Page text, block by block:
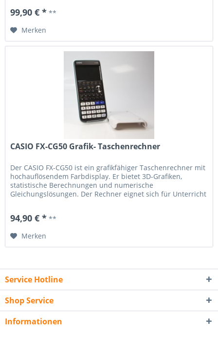
ermöglichen eine flexible Nutzung. Technische Daten:
99,90 € * **
Merken
CASIO FX-CG50 Grafik- Taschenrechner
Der CASIO FX-CG50 ist ein grafikfähiger Taschenrechner mit
hochauflösendem Farbdisplay. Er bietet 3D-Grafiken,
statistische Berechnungen und numerische
Gleichungslösungen. Der Rechner eignet sich für Unterricht
ermöglichen eine flexible Nutzung. Technische Daten:
94,90 € * **
Merken
Service Hotline
Shop Service
Informationen